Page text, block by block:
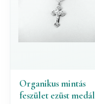
Organikus mintás
feszület ezüst medál